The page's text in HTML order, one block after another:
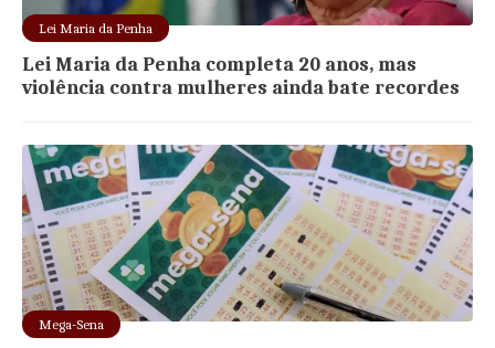
Lei Maria da Penha
Lei Maria da Penha completa 20 anos, mas
violência contra mulheres ainda bate recordes
Mega-Sena